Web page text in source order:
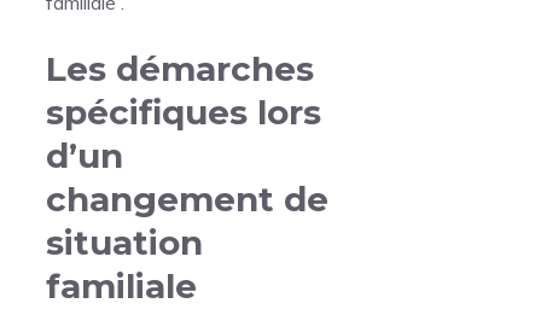
Les démarches
spécifiques lors
d’un
changement de
situation
familiale